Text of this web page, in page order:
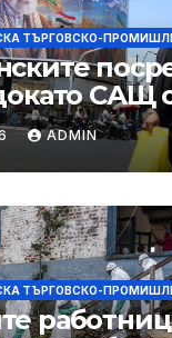
ТЪРГОВСКО-
САЩ
Ливан
ADMIN
ТЪРГОВСКО-